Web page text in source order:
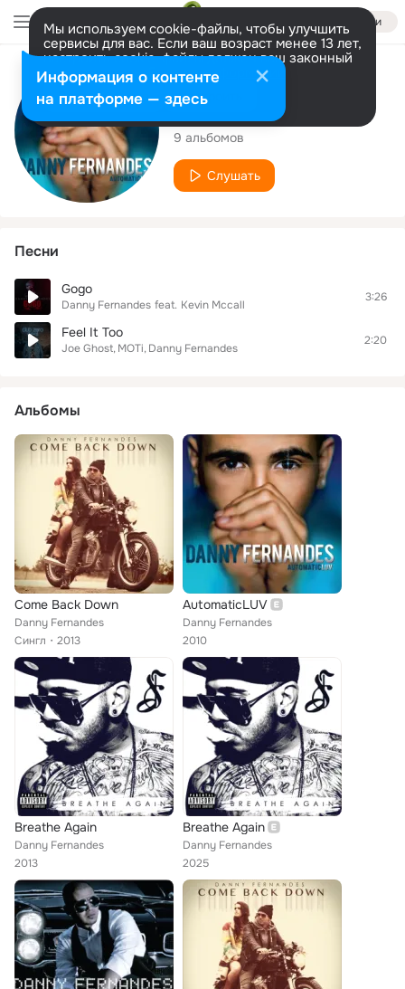
Войти
Мы используем cookie-файлы, чтобы улучшить
сервисы для вас. Если ваш возраст менее 13 лет,
настроить cookie-файлы должен ваш законный
представитель. Больше информации
Разрешить все Настроить
Исполнитель
Danny Fernandes
9 альбомов
Слушать
Песни
Gogo
Danny Fernandes feat. Kevin Mccall
3:26
Feel It Too
Joe Ghost MOTi Danny Fernandes
2:20
Альбомы
Come Back Down
Danny Fernandes
Сингл
2013
AutomaticLUV
Danny Fernandes
2010
Breathe Again
Danny Fernandes
2013
Breathe Again
Danny Fernandes
2025
Информация о контенте
на платформе — здесь